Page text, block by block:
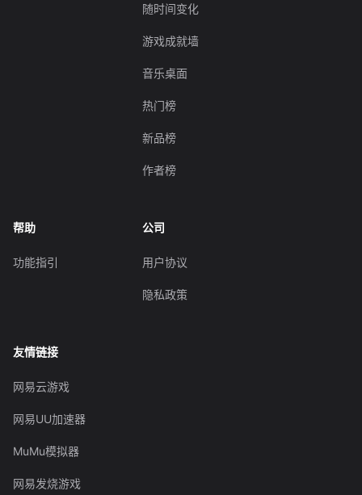
随时间变化
游戏成就墙
音乐桌面
热门榜
新品榜
作者榜
帮助
功能指引
公司
用户协议
隐私政策
友情链接
网易云游戏
网易UU加速器
MuMu模拟器
网易发烧游戏